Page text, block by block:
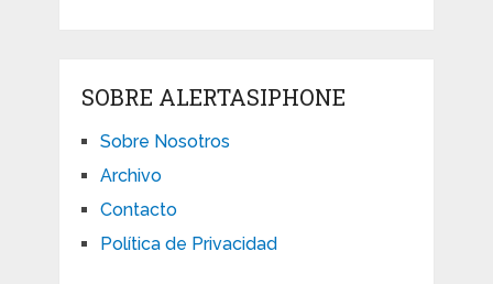
SOBRE ALERTASIPHONE
Sobre Nosotros
Archivo
Contacto
Política de Privacidad